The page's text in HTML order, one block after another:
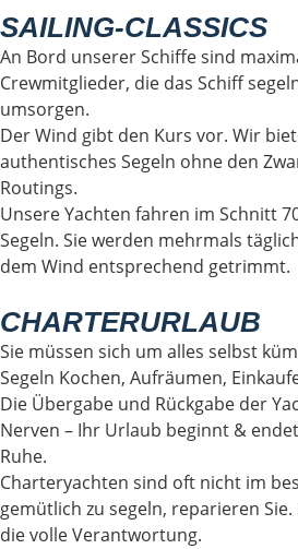
SAILING-CLASSICS
An Bord unserer Schiffe sind
Crewmitglieder, die das Schiff
umsorgen.
Der Wind gibt den Kurs vor. Wir
authentisches Segeln ohne den
Routings.
Unsere Yachten fahren im Schnitt
Segeln. Sie werden mehrmals
dem Wind entsprechend getrimmt.
CHARTERURLAUB
Sie müssen sich um alles selbst
Segeln Kochen, Aufräumen,
Die Übergabe und Rückgabe der
Nerven – Ihr Urlaub beginnt &
Ruhe.
Charteryachten sind oft nicht im
gemütlich zu segeln, reparieren
die volle Verantwortung.